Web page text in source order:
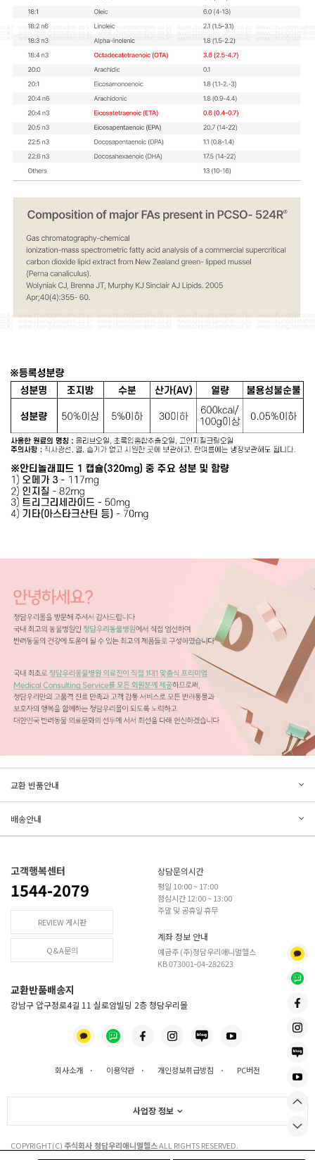
교환 반품안내
배송안내
고객행복센터
1544-2079
REVIEW 게시판
Q&A문의
상담문의시간
평일 10:00 ~ 17:00
점심시간 12:00 ~ 13:00
주말 및 공휴일 휴무
계좌 정보 안내
예금주 (주)청담우리애니멀헬스
KB 073001-04-282623
교환반품배송지
강남구 압구정로4길 11 실로암빌딩 2층 청담우리몰
회사소개 · 이용약관 · 개인정보취급방침 · PC버전
사업장 정보
COPYRIGHT(C)주식회사 청담우리애니멀헬스ALL RIGHTS RESERVED.